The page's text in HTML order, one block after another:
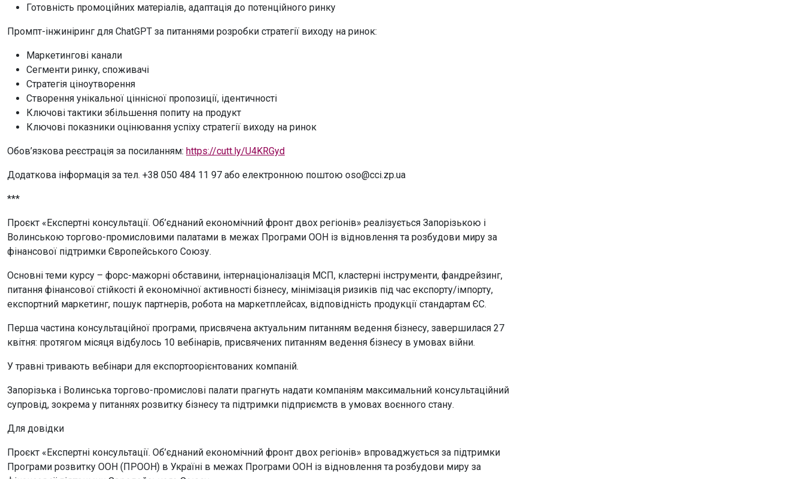
Готовність промоційних матеріалів, адаптація до потенційного ринку
Промпт-інжиніринг для ChatGPT за питаннями розробки стратегії виходу на ринок:
Маркетингові канали
Сегменти ринку, споживачі
Стратегія ціноутворення
Створення унікальної ціннісної пропозиції, ідентичності
Ключові тактики збільшення попиту на продукт
Ключові показники оцінювання успіху стратегії виходу на ринок
Обов’язкова реєстрація за посиланням: https://cutt.ly/U4KRGyd
Додаткова інформація за тел. +38 050 484 11 97 або електронною поштою oso@cci.zp.ua
***
Проєкт «Експертні консультації. Об’єднаний економічний фронт двох регіонів» реалізується Запорізькою і
Волинською торгово-промисловими палатами в межах Програми ООН із відновлення та розбудови миру за
фінансової підтримки Європейського Союзу.
Основні теми курсу – форс-мажорні обставини, інтернаціоналізація МСП, кластерні інструменти, фандрейзинг,
питання фінансової стійкості й економічної активності бізнесу, мінімізація ризиків під час експорту/імпорту,
експортний маркетинг, пошук партнерів, робота на маркетплейсах, відповідність продукції стандартам ЄС.
Перша частина консультаційної програми, присвячена актуальним питанням ведення бізнесу, завершилася 27
квітня: протягом місяця відбулось 10 вебінарів, присвячених питанням ведення бізнесу в умовах війни.
У травні тривають вебінари для експортоорієнтованих компаній.
Запорізька і Волинська торгово-промислові палати прагнуть надати компаніям максимальний консультаційний
супровід, зокрема у питаннях розвитку бізнесу та підтримки підприємств в умовах воєнного стану.
Для довідки
Проєкт «Експертні консультації. Об’єднаний економічний фронт двох регіонів» впроваджується за підтримки
Програми розвитку ООН (ПРООН) в Україні в межах Програми ООН із відновлення та розбудови миру за